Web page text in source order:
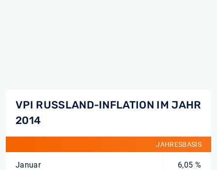
VPI RUSSLAND-INFLATION IM JAHR
2014
JAHRESBASIS
Januar 6,05 %